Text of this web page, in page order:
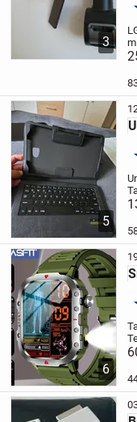
3
5
6